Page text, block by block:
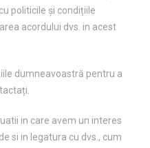
politicile și condițiile
acordului dvs. in acest
dumneavoastră pentru a
in care avem un interes
si in legatura cu dvs., cum